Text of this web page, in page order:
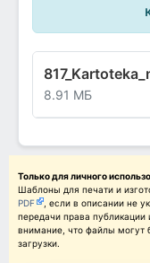
8.91 МБ
Только для личного
Шаблоны для печати и
PDF
, если в описании не
передачи права
внимание, что файлы могут
загрузки.